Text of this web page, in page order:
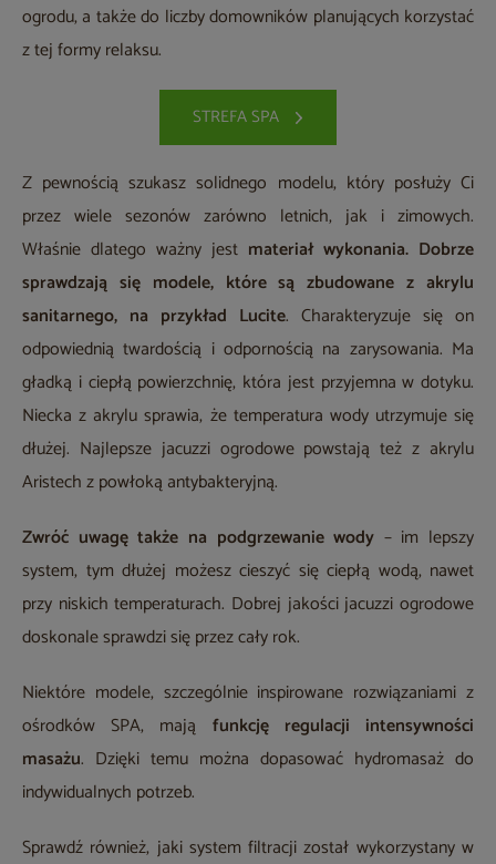
ogrodu, a także do liczby domowników planujących korzystać
z tej formy relaksu.
STREFA SPA
Z pewnością szukasz solidnego modelu, który posłuży Ci
przez wiele sezonów zarówno letnich, jak i zimowych.
Właśnie dlatego ważny jest materiał wykonania. Dobrze
sprawdzają się modele, które są zbudowane z akrylu
sanitarnego, na przykład Lucite. Charakteryzuje się on
odpowiednią twardością i odpornością na zarysowania. Ma
gładką i ciepłą powierzchnię, która jest przyjemna w dotyku.
Niecka z akrylu sprawia, że temperatura wody utrzymuje się
dłużej. Najlepsze jacuzzi ogrodowe powstają też z akrylu
Aristech z powłoką antybakteryjną.
Zwróć uwagę także na podgrzewanie wody – im lepszy
system, tym dłużej możesz cieszyć się ciepłą wodą, nawet
przy niskich temperaturach. Dobrej jakości jacuzzi ogrodowe
doskonale sprawdzi się przez cały rok.
Niektóre modele, szczególnie inspirowane rozwiązaniami z
ośrodków SPA, mają funkcję regulacji intensywności
masażu. Dzięki temu można dopasować hydromasaż do
indywidualnych potrzeb.
Sprawdź również, jaki system filtracji został wykorzystany w